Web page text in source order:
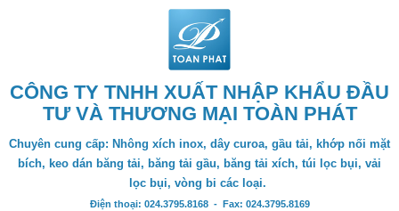
CÔNG TY TNHH XUẤT NHẬP KHẨU ĐẦU
TƯ VÀ THƯƠNG MẠI TOÀN PHÁT
Chuyên cung cấp: Nhông xích inox, dây curoa, gầu tải, khớp nối mặt
bích, keo dán băng tải, băng tải gầu, băng tải xích, túi lọc bụi, vải
lọc bụi, vòng bi các loại.
Điện thoại: 024.3795.8168 - Fax: 024.3795.8169